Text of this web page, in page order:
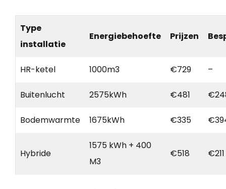
Type
installatie
Energiebehoefte Prijzen
HR-ketel 1000m3 €729 –
Buitenlucht 2575kWh €481
Bodemwarmte 1675kWh €335
Hybride
1575 kWh + 400
M3
€518 €211